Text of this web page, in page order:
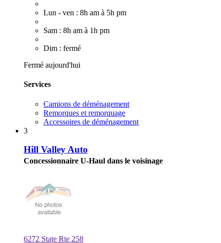
Lun - ven : 8h am à 5h pm
Sam : 8h am à 1h pm
Dim : fermé
Fermé aujourd'hui
Services
Camions de déménagement
Remorques et remorquage
Accessoires de déménagement
3
Hill Valley Auto
Concessionnaire U-Haul dans le voisinage
6272 State Rte 258